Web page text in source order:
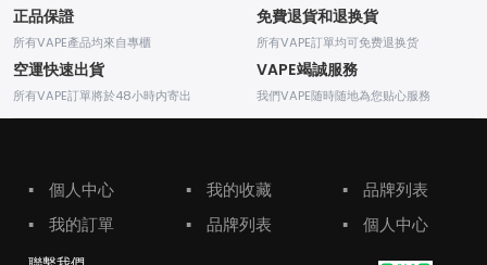
正品保證
所有VAPE產品均來自專櫃
免費退貨和退换貨
所有VAPE訂單均可免费退换货
空運快速出貨
所有VAPE訂單將於48小時内寄出
VAPE竭誠服務
我們VAPE随時随地為您贴心服務
▪
個人中心
▪
我的訂單
▪
我的收藏
▪
品牌列表
▪
品牌列表
▪
個人中心